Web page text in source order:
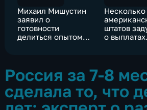
Михаил Мишустин
заявил о
готовности
делиться опытом
Несколько
штатов
о выплатах
Россия за 7-8
сделала то, что